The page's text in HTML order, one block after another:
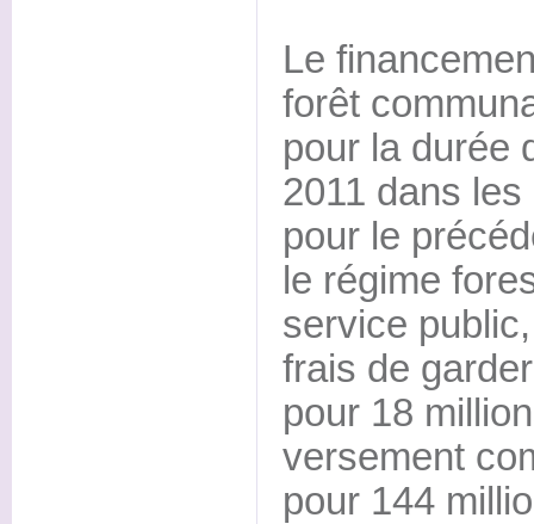
Le
forêt
pour la durée
2011 dans
pour le
le régime
service
frais de
pour 18
versement
pour 144